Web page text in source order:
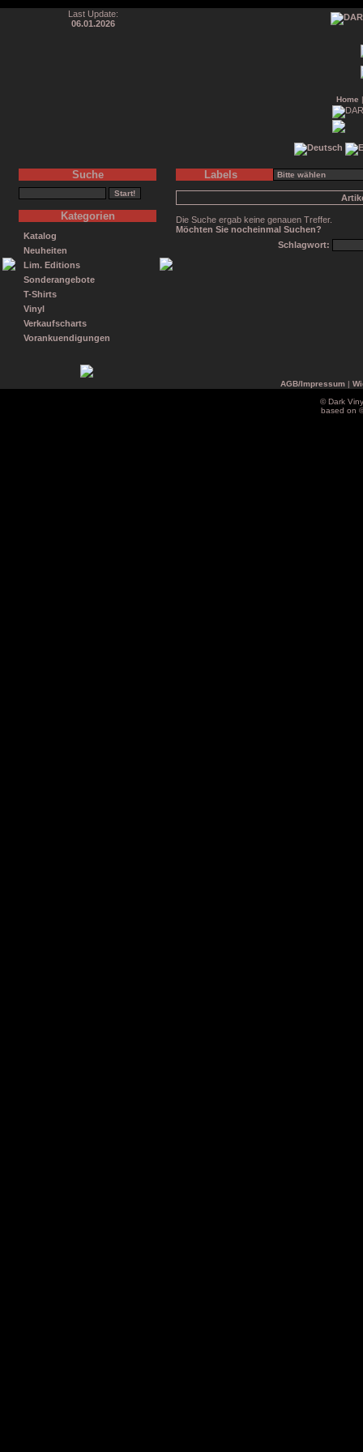
Last Update:
06.01.2026
Home
Suche
Kategorien
Katalog
Neuheiten
Lim. Editions
Sonderangebote
T-Shirts
Vinyl
Verkaufscharts
Vorankuendigungen
Labels
Die Suche ergab keine genauen Treffer.
Möchten Sie nocheinmal Suchen?
Schlagwort:
AGB/Impressum|
© Dark
based on